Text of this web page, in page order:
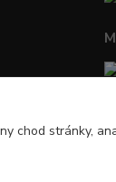
chod stránky,